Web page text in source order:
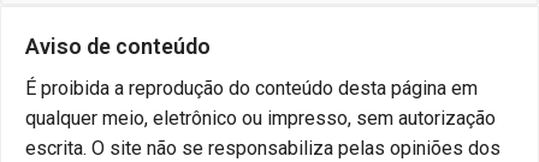
Aviso de conteúdo
É proibida a reprodução do conteúdo desta página em
qualquer meio, eletrônico ou impresso, sem autorização
escrita. O site não se responsabiliza pelas opiniões dos